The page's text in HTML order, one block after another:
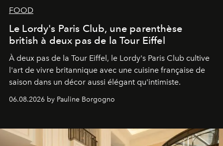
FOOD
Le Lordy's Paris Club, une parenthèse
british à deux pas de la Tour Eiffel
À deux pas de la Tour Eiffel, le Lordy's Paris Club cultive
l'art de vivre britannique avec une cuisine française de
saison dans un décor aussi élégant qu'intimiste.
06.08.2026 by Pauline Borgogno